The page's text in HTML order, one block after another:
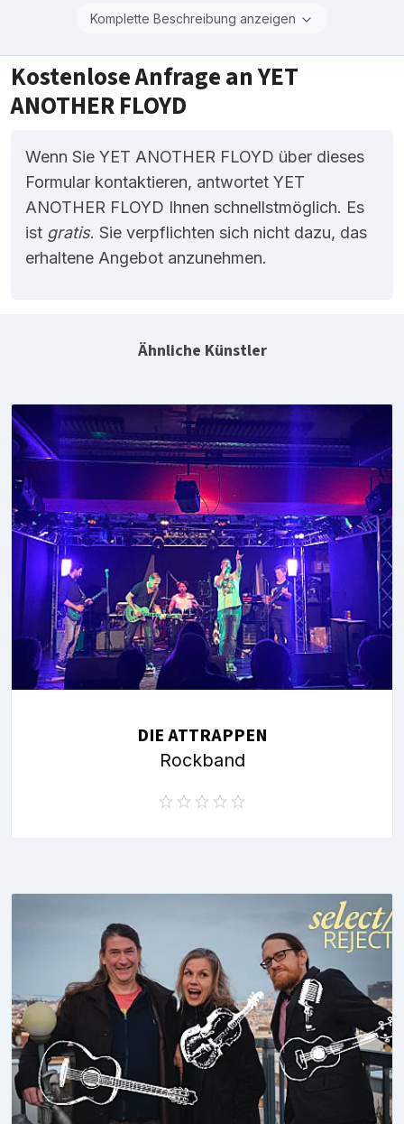
Komplette Beschreibung anzeigen
Kostenlose Anfrage an YET
ANOTHER FLOYD
Wenn Sie YET ANOTHER FLOYD über dieses
Formular kontaktieren, antwortet YET
ANOTHER FLOYD Ihnen schnellstmöglich. Es
ist gratis. Sie verpflichten sich nicht dazu, das
erhaltene Angebot anzunehmen.
Ähnliche Künstler
DIE ATTRAPPEN
Rockband